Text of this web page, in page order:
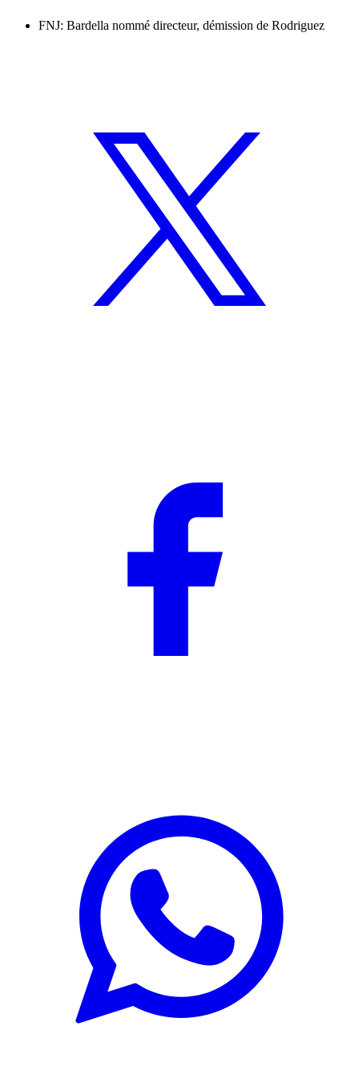
FNJ: Bardella nommé directeur, démission de Rodriguez